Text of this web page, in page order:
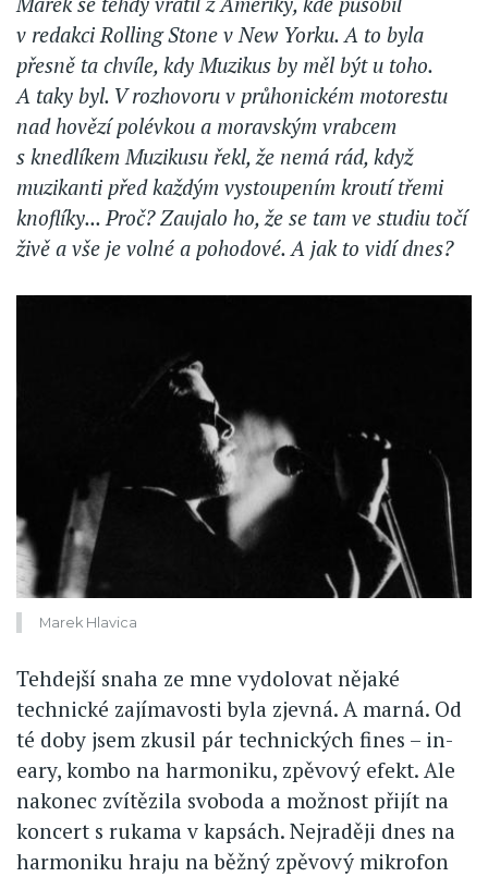
v redakci Rolling Stone v New Yorku. A to byla
přesně ta chvíle, kdy Muzikus by měl být u toho.
A taky byl. V rozhovoru v průhonickém motorestu
nad hovězí polévkou a moravským vrabcem
s knedlíkem Muzikusu řekl, že nemá rád, když
muzikanti před každým vystoupením kroutí třemi
knoflíky... Proč? Zaujalo ho, že se tam ve studiu točí
živě a vše je volné a pohodové. A jak to vidí dnes?
Marek Hlavica
Tehdejší snaha ze mne vydolovat nějaké
technické zajímavosti byla zjevná. A marná. Od
té doby jsem zkusil pár technických fines – in-
eary, kombo na harmoniku, zpěvový efekt. Ale
nakonec zvítězila svoboda a možnost přijít na
koncert s rukama v kapsách. Nejraději dnes na
harmoniku hraju na běžný zpěvový mikrofon